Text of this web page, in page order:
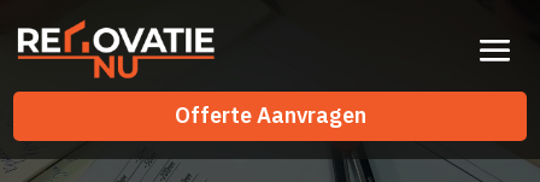
Offerte Aanvragen
Offerte Aanvragen